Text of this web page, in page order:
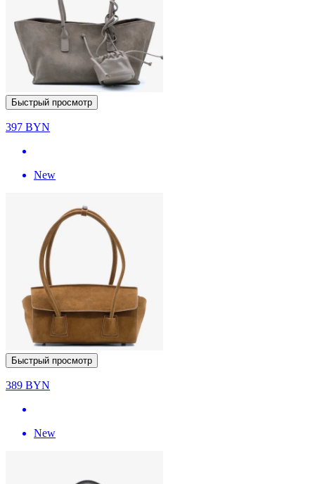
Быстрый просмотр
397 BYN
New
Быстрый просмотр
389 BYN
New